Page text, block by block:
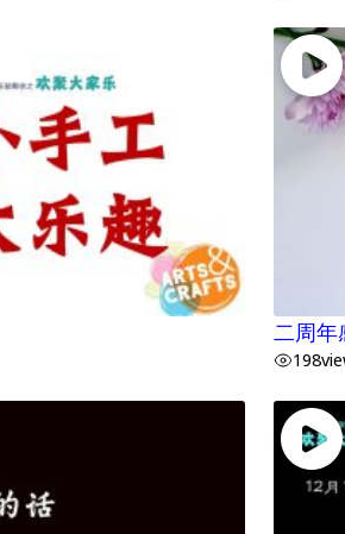
二周年
198